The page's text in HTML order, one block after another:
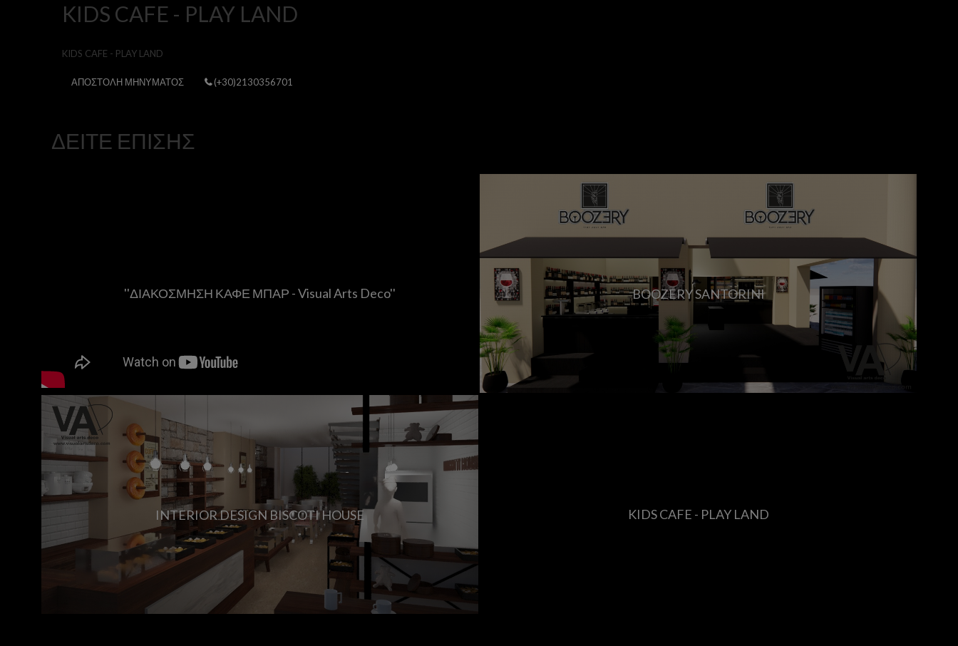
KIDS CAFE - PLAY LAND
KIDS CAFE - PLAY LAND
ΑΠΟΣΤΟΛΗ ΜΗΝΥΜΑΤΟΣ (+30)2130356701
ΔΕΙΤΕ ΕΠΙΣΗΣ
''ΔΙΑΚΟΣΜΗΣΗ ΚΑΦΕ ΜΠΑΡ - Visual Arts Deco'' BOOZERY SANTORINI
INTERIOR DESIGN BISCOTI HOUSE KIDS CAFE - PLAY LAND